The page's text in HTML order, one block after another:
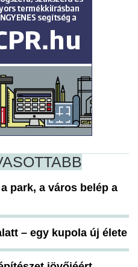
park, a város belép a
– egy kupola új élete